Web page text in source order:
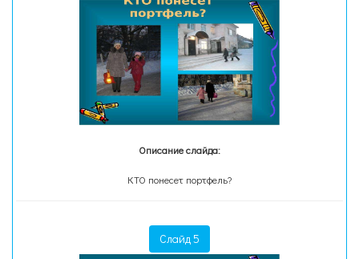
Описание слайда:
КТО понесет портфель?
Слайд 5